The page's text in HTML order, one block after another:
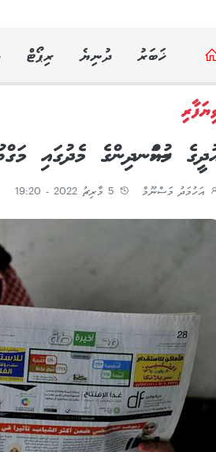
ޚަބަރު ދުނިޔެ ރިޕޯޓް
މުއްސަނދިންގެ މެދުގައި
އަހުމަދު މަސްނޫމް